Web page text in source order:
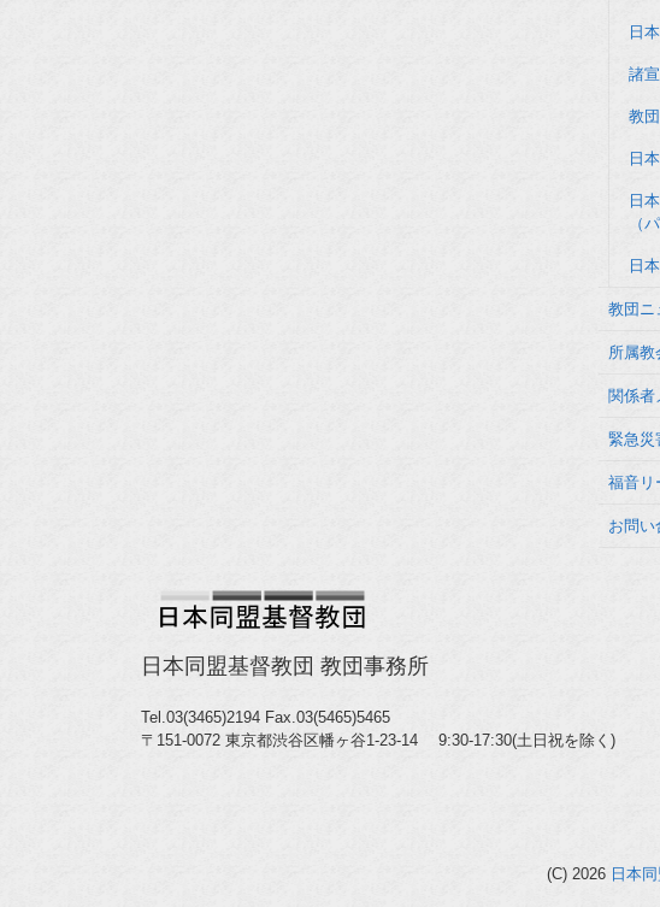
日
諸
教
日
日
（
日
教団ニ
所属教
関係者
緊急災
福音リ
お問い
日本同盟基督教団 教団事務所
Tel.03(3465)2194 Fax.03(5465)5465
〒151-0072 東京都渋谷区幡ヶ谷1-23-14 9:30-17:30(土日祝を除く)
(C) 2026 日本